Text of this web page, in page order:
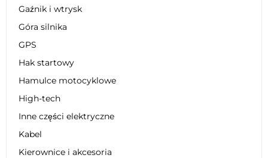
Gaźnik i wtrysk
Góra silnika
GPS
Hak startowy
Hamulce motocyklowe
High-tech
Inne części elektryczne
Kabel
Kierownice i akcesoria